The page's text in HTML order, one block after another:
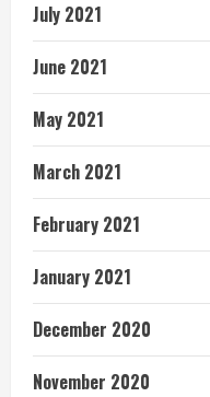
July 2021
June 2021
May 2021
March 2021
February 2021
January 2021
December 2020
November 2020